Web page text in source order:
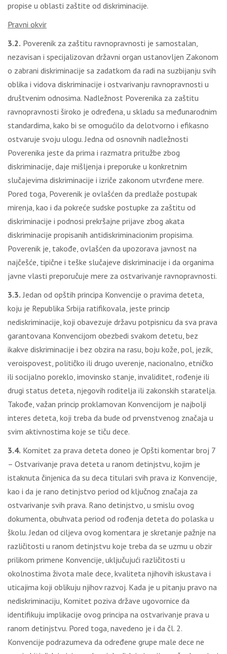
propise u oblasti zaštite od diskriminacije.
Pravni okvir
3.2. Poverenik za zaštitu ravnopravnosti je samostalan,
nezavisan i specijalizovan državni organ ustanovljen Zakonom
o zabrani diskriminacije sa zadatkom da radi na suzbijanju svih
oblika i vidova diskriminacije i ostvarivanju ravnopravnosti u
društvenim odnosima. Nadležnost Poverenika za zaštitu
ravnopravnosti široko je određena, u skladu sa međunarodnim
standardima, kako bi se omogućilo da delotvorno i efikasno
ostvaruje svoju ulogu. Jedna od osnovnih nadležnosti
Poverenika jeste da prima i razmatra pritužbe zbog
diskriminacije, daje mišljenja i preporuke u konkretnim
slučajevima diskriminacije i izriče zakonom utvrđene mere.
Pored toga, Poverenik je ovlašćen da predlaže postupak
mirenja, kao i da pokreće sudske postupke za zaštitu od
diskriminacije i podnosi prekršajne prijave zbog akata
diskriminacije propisanih antidiskriminacionim propisima.
Poverenik je, takođe, ovlašćen da upozorava javnost na
najčešće, tipične i teške slučajeve diskriminacije i da organima
javne vlasti preporučuje mere za ostvarivanje ravnopravnosti.
3.3. Jedan od opštih principa Konvencije o pravima deteta,
koju je Republika Srbija ratifikovala, jeste princip
nediskriminacije, koji obavezuje državu potpisnicu da sva prava
garantovana Konvencijom obezbedi svakom detetu, bez
ikakve diskriminacije i bez obzira na rasu, boju kože, pol, jezik,
veroispovest, političko ili drugo uverenje, nacionalno, etničko
ili socijalno poreklo, imovinsko stanje, invaliditet, rođenje ili
drugi status deteta, njegovih roditelja ili zakonskih staratelja.
Takođe, važan princip proklamovan Konvencijom je najbolji
interes deteta, koji treba da bude od prvenstvenog značaja u
svim aktivnostima koje se tiču dece.
3.4. Komitet za prava deteta doneo je Opšti komentar broj 7
– Ostvarivanje prava deteta u ranom detinjstvu, kojim je
istaknuta činjenica da su deca titulari svih prava iz Konvencije,
kao i da je rano detinjstvo period od ključnog značaja za
ostvarivanje svih prava. Rano detinjstvo, u smislu ovog
dokumenta, obuhvata period od rođenja deteta do polaska u
školu. Jedan od ciljeva ovog komentara je skretanje pažnje na
različitosti u ranom detinjstvu koje treba da se uzmu u obzir
prilikom primene Konvencije, uključujući različitosti u
okolnostima života male dece, kvaliteta njihovih iskustava i
uticajima koji oblikuju njihov razvoj. Kada je u pitanju pravo na
nediskriminaciju, Komitet poziva države ugovornice da
identifikuju implikacije ovog principa na ostvarivanje prava u
ranom detinjstvu. Pored toga, navedeno je i da čl. 2.
Konvencije podrazumeva da određene grupe male dece ne